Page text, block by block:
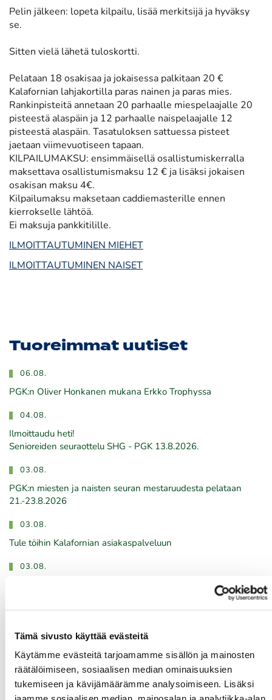
Tämä sivusto käyttää evästeitä
Käytämme evästeitä tarjoamamme sisällön ja mainosten
räätälöimiseen, sosiaalisen median ominaisuuksien
tukemiseen ja kävijämäärämme analysoimiseen. Lisäksi
Pelin jälkeen: lopeta kilpailu, lisää merkitsijä ja hyväksy
se.
Sitten vielä lähetä tuloskortti.
Pelataan 18 osakisaa ja jokaisessa palkitaan 20 €
Kalafornian lahjakortilla paras nainen ja paras mies.
Rankinpisteitä annetaan 20 parhaalle miespelaajalle 20
pisteestä alaspäin ja 12 parhaalle naispelaajalle 12
pisteestä alaspäin. Tasatuloksen sattuessa pisteet
jaetaan viimevuotiseen tapaan.
KILPAILUMAKSU: ensimmäisellä osallistumiskerralla
maksettava osallistumismaksu 12 € ja lisäksi jokaisen
osakisan maksu 4€.
Kilpailumaksu maksetaan caddiemasterille ennen
kierrokselle lähtöä.
Ei maksuja pankkitilille.
ILMOITTAUTUMINEN MIEHET
ILMOITTAUTUMINEN NAISET
Tuoreimmat uutiset
06.08.
PGK:n Oliver Honkanen mukana Erkko Trophyssa
04.08.
Ilmoittaudu heti!
​​​​​​​Senioreiden seuraottelu SHG - PGK 13.8.2026.
03.08.
PGK:n miesten ja naisten seuran mestaruudesta pelataan
21.-23.8.2026
03.08.
Tule töihin Kalafornian asiakaspalveluun
03.08.
Tulevat tapahtumat
10.08.
Green Card kurssi Ma 10.8. klo 17-21